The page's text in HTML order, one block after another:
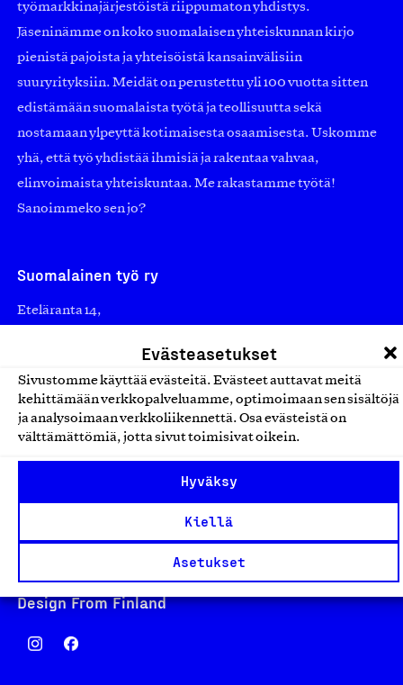
Evästeasetukset
Sivustomme käyttää evästeitä. Evästeet auttavat meitä
kehittämään verkkopalveluamme, optimoimaan sen sisältöjä
ja analysoimaan verkkoliikennettä. Osa evästeistä on
välttämättömiä, jotta sivut toimisivat oikein.
Hyväksy
Kiellä
Asetukset
työmarkkinajärjestöistä riippumaton yhdistys.
Jäseninämme on koko suomalaisen yhteiskunnan kirjo
pienistä pajoista ja yhteisöistä kansainvälisiin
suuryrityksiin. Meidät on perustettu yli 100 vuotta sitten
edistämään suomalaista työtä ja teollisuutta sekä
nostamaan ylpeyttä kotimaisesta osaamisesta. Uskomme
yhä, että työ yhdistää ihmisiä ja rakentaa vahvaa,
elinvoimaista yhteiskuntaa. Me rakastamme työtä!
Sanoimmeko sen jo?
Suomalainen työ ry
Eteläranta 14,
asiakaspalvelu@suomalainentyo.fi
laskutus@suomalainentyo.fi
Avainlippu
Design From Finland